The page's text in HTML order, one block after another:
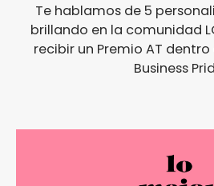
Te hablamos de 5
brillando en la comunidad
recibir un Premio AT dentro
Business